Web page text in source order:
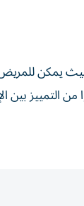
يمكن
التمييز